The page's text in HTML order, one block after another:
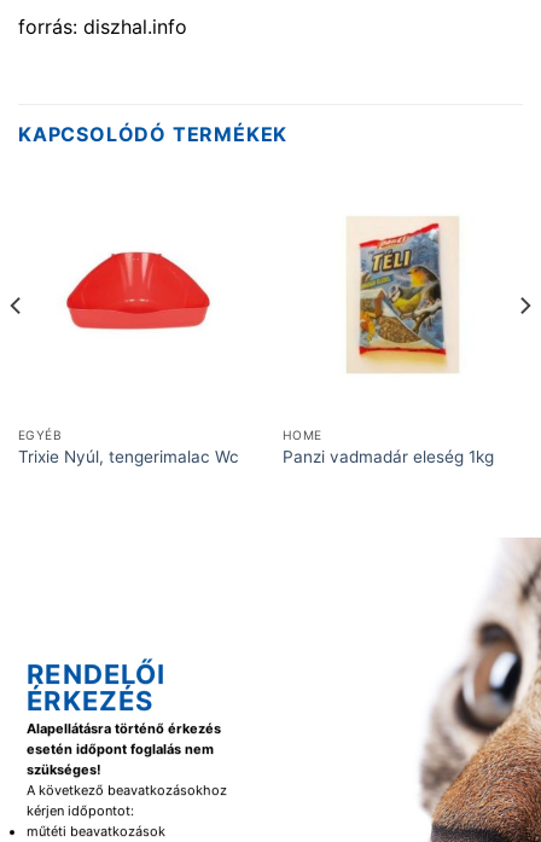
forrás: diszhal.info
KAPCSOLÓDÓ TERMÉKEK
EGYÉB
Trixie Nyúl, tengerimalac Wc
HOME
Panzi vadmadár eleség 1kg
RENDELŐI
ÉRKEZÉS
Alapellátásra történő érkezés
esetén időpont foglalás nem
szükséges!
A következő beavatkozásokhoz
kérjen időpontot:
műtéti beavatkozások